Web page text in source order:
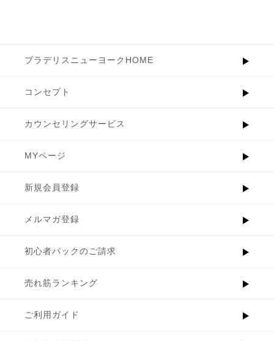
ブラデリスニューヨークHOME
コンセプト
カウンセリングサービス
MYページ
新規会員登録
メルマガ登録
初心者パックのご請求
売れ筋ランキング
ご利用ガイド